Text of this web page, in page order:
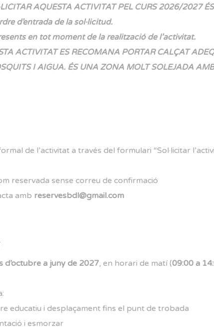
AQUESTA ACTIVITAT PEL CURS2026/2027
d’entrada de la sol·licitud.
en tot moment de la realització de l’activitat.
ACTIVITAT ES RECOMANA PORTAR CALÇAT
I AIGUA. ÉS UNA ZONA MOLT SOLEJADA
de l’activitat a través del formulari “Sol·licitar
reservada sense correu de confirmació
amb reservesbdl@gmail.com
d’octubre a juny de 2027, en horari de matí (09:00 a
educatiu i desplaçament fins el punt de trobada
i esmorzar